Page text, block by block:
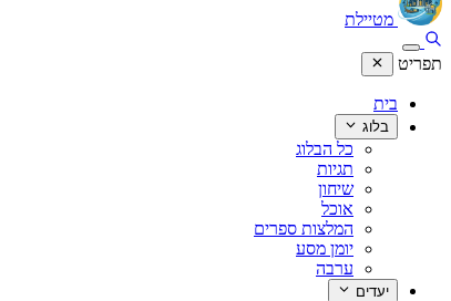
מטיילת
תפריט
בית
בלוג
כל הבלוג
תגיות
שיחון
אוכל
המלצות ספרים
יומן מסע
ערבה
יעדים